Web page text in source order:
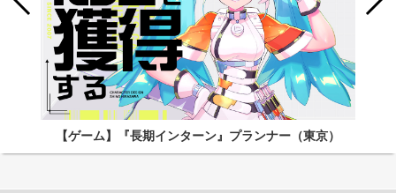
【ゲーム】『長期インターン』プランナー（東京）